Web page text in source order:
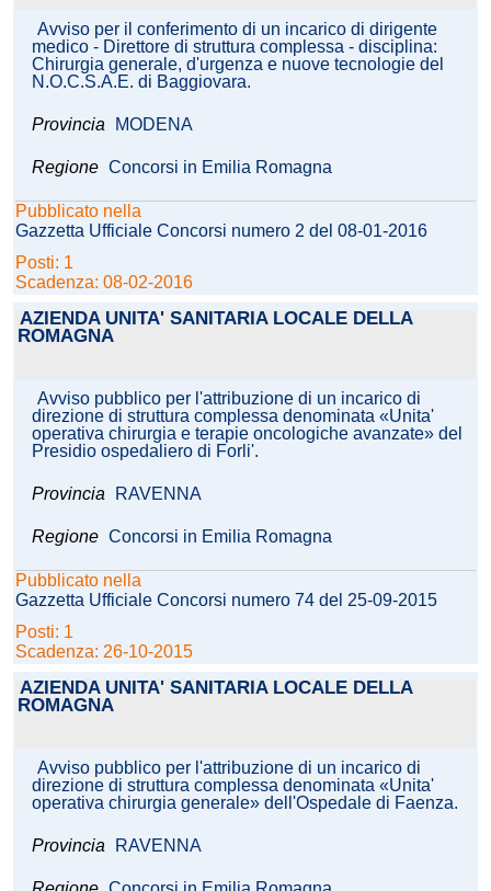
Avviso per il conferimento di un incarico di dirigente
medico - Direttore di struttura complessa - disciplina:
Chirurgia generale, d'urgenza e nuove tecnologie del
N.O.C.S.A.E. di Baggiovara.
Provincia MODENA
Regione Concorsi in Emilia Romagna
Pubblicato nella
Gazzetta Ufficiale Concorsi numero 2 del 08-01-2016
Posti: 1
Scadenza: 08-02-2016
AZIENDA UNITA' SANITARIA LOCALE DELLA
ROMAGNA
Avviso pubblico per l'attribuzione di un incarico di
direzione di struttura complessa denominata «Unita'
operativa chirurgia e terapie oncologiche avanzate» del
Presidio ospedaliero di Forli'.
Provincia RAVENNA
Regione Concorsi in Emilia Romagna
Pubblicato nella
Gazzetta Ufficiale Concorsi numero 74 del 25-09-2015
Posti: 1
Scadenza: 26-10-2015
AZIENDA UNITA' SANITARIA LOCALE DELLA
ROMAGNA
Avviso pubblico per l'attribuzione di un incarico di
direzione di struttura complessa denominata «Unita'
operativa chirurgia generale» dell'Ospedale di Faenza.
Provincia RAVENNA